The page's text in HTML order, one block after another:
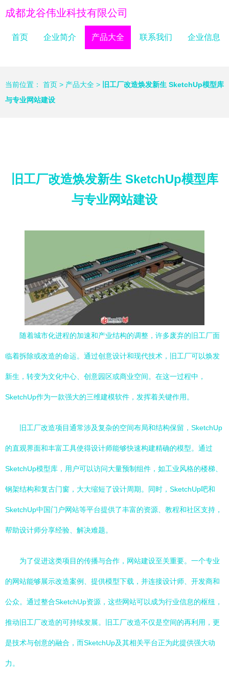
成都龙谷伟业科技有限公司
首页 企业简介 产品大全 联系我们 企业信息
当前位置： 首页 > 产品大全 >
旧工厂改造焕发新生 SketchUp模型库
与专业网站建设
旧工厂改造焕发新生 SketchUp模型库
与专业网站建设
随着城市化进程的加速和产业结构的调整，许多废弃的旧工厂面
临着拆除或改造的命运。通过创意设计和现代技术，旧工厂可以焕发
新生，转变为文化中心、创意园区或商业空间。在这一过程中，
SketchUp作为一款强大的三维建模软件，发挥着关键作用。
旧工厂改造项目通常涉及复杂的空间布局和结构保留，SketchUp
的直观界面和丰富工具使得设计师能够快速构建精确的模型。通过
SketchUp模型库，用户可以访问大量预制组件，如工业风格的楼梯、
钢架结构和复古门窗，大大缩短了设计周期。同时，SketchUp吧和
SketchUp中国门户网站等平台提供了丰富的资源、教程和社区支持，
帮助设计师分享经验、解决难题。
为了促进这类项目的传播与合作，网站建设至关重要。一个专业
的网站能够展示改造案例、提供模型下载，并连接设计师、开发商和
公众。通过整合SketchUp资源，这些网站可以成为行业信息的枢纽，
推动旧工厂改造的可持续发展。旧工厂改造不仅是空间的再利用，更
是技术与创意的融合，而SketchUp及其相关平台正为此提供强大动
力。